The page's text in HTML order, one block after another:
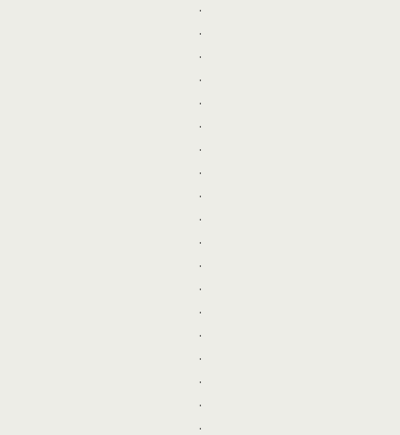
.
.
.
.
.
.
.
.
.
.
.
.
.
.
.
.
.
.
.